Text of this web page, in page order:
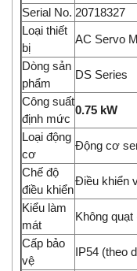
Serial No. 20718327
Loại thiết
bị
AC Servo
Dòng sản
phẩm
DS Series
Công suất
định mức
0.75 kW
Loại động
cơ
Động cơ
Chế độ
điều khiển
Điều khiển
Kiểu làm
mát
Không
Cấp bảo
vệ
IP54 (theo